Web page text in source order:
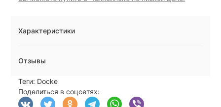
Характеристики
Отзывы
Теги: Docke
Поделиться в соцсетях: